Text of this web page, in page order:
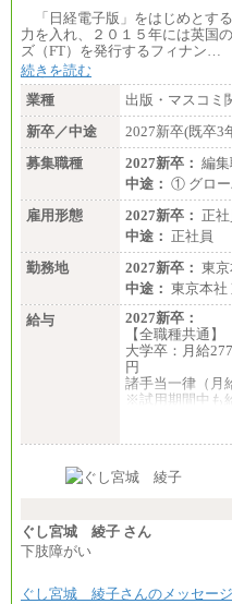
「日経電子版」をはじめとす
力を入れ、２０１５年には英国
ズ（FT）を発行するフィナン…
続きを読む
業種
出版・マスコミ
新卒／中途
2027新卒(既卒3
募集職種
2027新卒： 編
中途： ① グロ
雇用形態
2027新卒： 正社
中途： 正社員
勤務地
2027新卒： 東
中途： 東京本
給与
2027新卒：
【全職種共通】
大学卒：月給
円
諸手当一律（月
※試用期間中も
月給370,000円～
ます。
の各種手当を含
ぐし宮城 綾子 さん
下肢障がい
ぐし宮城 綾子さんのメッセー